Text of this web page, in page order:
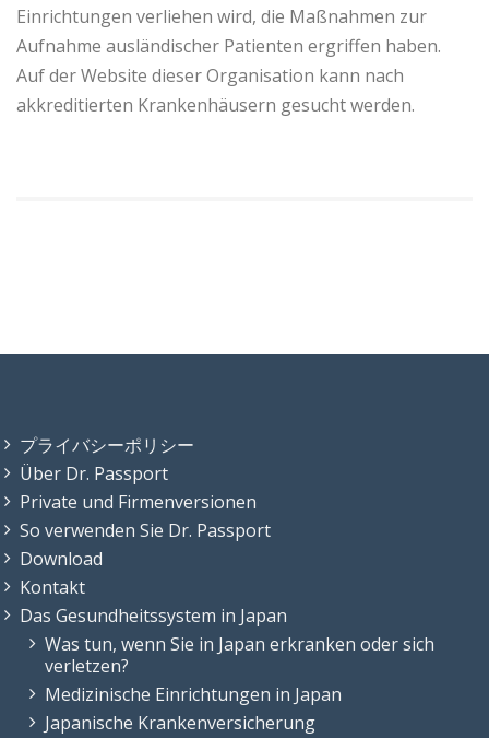
Einrichtungen verliehen wird, die Maßnahmen zur
Aufnahme ausländischer Patienten ergriffen haben.
Auf der Website dieser Organisation kann nach
akkreditierten Krankenhäusern gesucht werden.
プライバシーポリシー
Über Dr. Passport
Private und Firmenversionen
So verwenden Sie Dr. Passport
Download
Kontakt
Das Gesundheitssystem in Japan
Was tun, wenn Sie in Japan erkranken oder sich
verletzen?
Medizinische Einrichtungen in Japan
Japanische Krankenversicherung